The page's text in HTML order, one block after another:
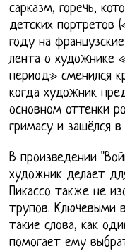
сарказм, горечь,
детских портретов
году на
лента о художнике
период» сменился
когда художник
основном оттенки
гримасу и зашёлся в
В произведении
художник делает
Пикассо также не
трупов. Ключевыми
такие слова, как
помогает ему